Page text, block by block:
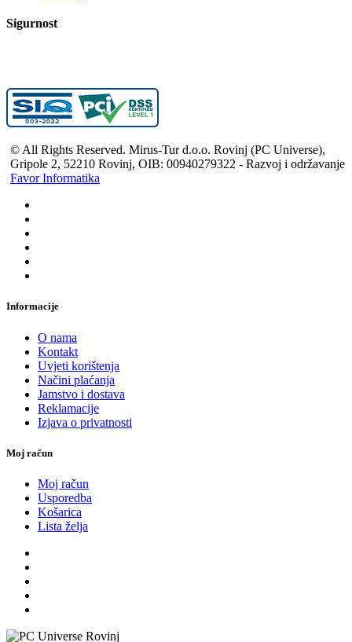
Sigurnost
© All Rights Reserved. Mirus-Tur d.o.o. Rovinj (PC Universe),
Gripole 2, 52210 Rovinj, OIB: 00940279322 - Razvoj i održavanje
Favor Informatika
Informacije
O nama
Kontakt
Uvjeti korištenja
Načini plaćanja
Jamstvo i dostava
Reklamacije
Izjava o privatnosti
Moj račun
Moj račun
Usporedba
Košarica
Lista želja